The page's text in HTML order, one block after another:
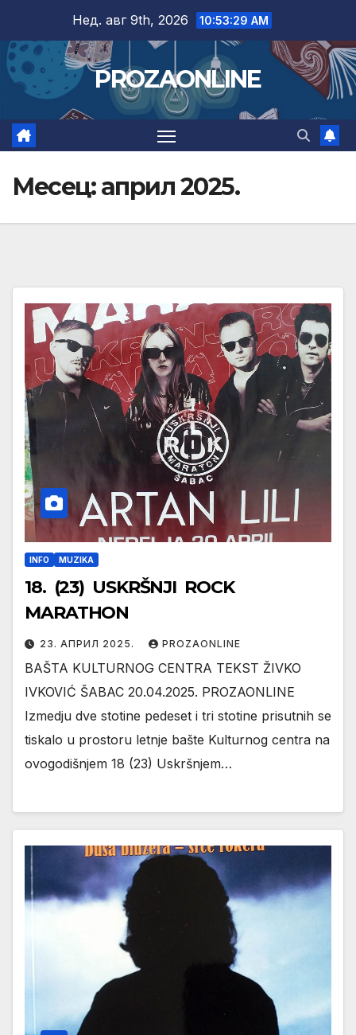
content
Нед. авг 9th, 2026 10:53:30 AM
PROZAONLINE
Месец:април 2025.
INFO MUZIKA
18. (23) USKRŠNJI ROCK
MARATHON
23. АПРИЛ 2025. PROZAONLINE
BAŠTA KULTURNOG CENTRA TEKST ŽIVKO
IVKOVIĆ ŠABAC 20.04.2025. PROZAONLINE
Izmedju dve stotine pedeset i tri stotine prisutnih se
tiskalo u prostoru letnje bašte Kulturnog centra na
ovogodišnjem 18 (23) Uskršnjem…